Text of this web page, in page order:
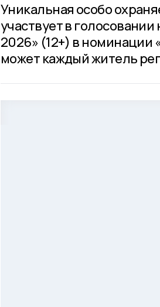
Уникальная особо
участвует в
2026» (12+) в номинации
может каждый житель